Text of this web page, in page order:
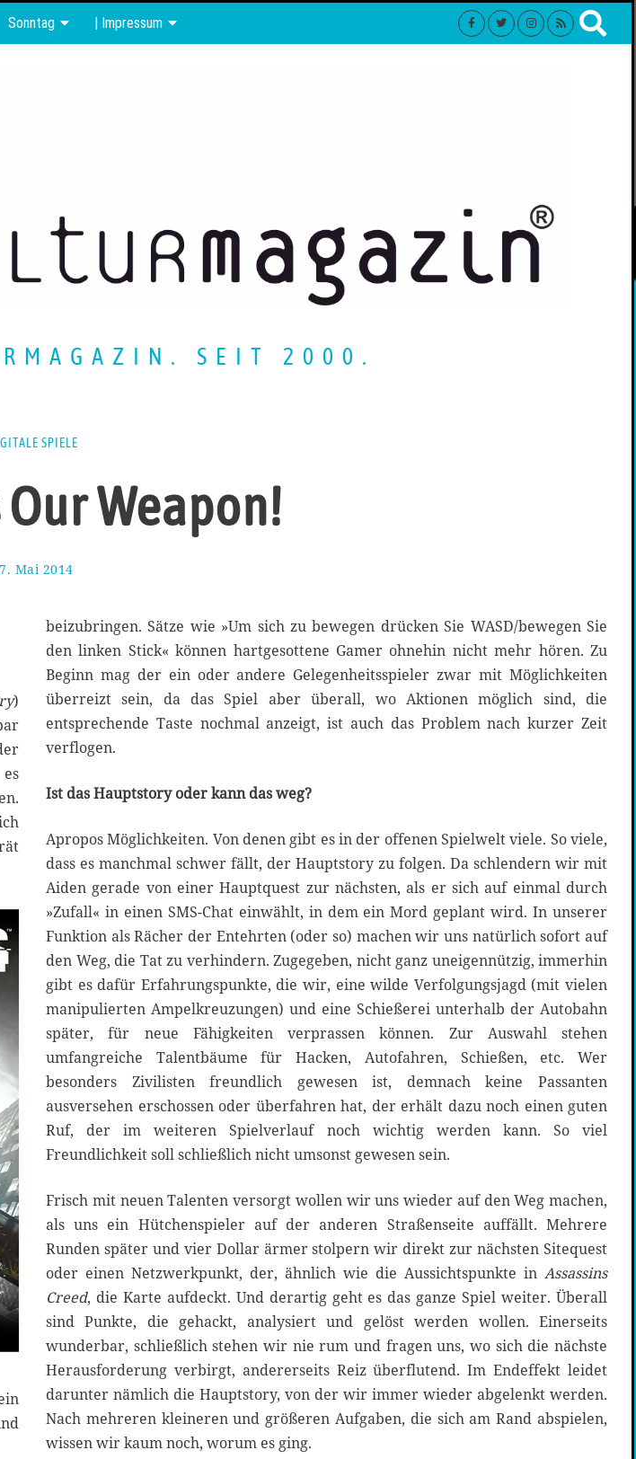
Sonntag | Impressum
SEIT 2000.
SPIELE
Weapon!
Mai 2014
u
n
2
0
4
)
beizubringen. Sätze wie »Um sich zu bewegen drücken Sie WASD/bewegen Sie
den linken Stick« können hartgesottene Gamer ohnehin nicht mehr hören. Zu
Beginn mag der ein oder andere Gelegenheitsspieler zwar mit Möglichkeiten
überreizt sein, da das Spiel aber überall, wo Aktionen möglich sind, die
entsprechende Taste nochmal anzeigt, ist auch das Problem nach kurzer Zeit
verflogen.
Ist das Hauptstory oder kann das weg?
Apropos Möglichkeiten. Von denen gibt es in der offenen Spielwelt viele. So viele,
dass es manchmal schwer fällt, der Hauptstory zu folgen. Da schlendern wir mit
Aiden gerade von einer Hauptquest zur nächsten, als er sich auf einmal durch
»Zufall« in einen SMS-Chat einwählt, in dem ein Mord geplant wird. In unserer
Funktion als Rächer der Entehrten (oder so) machen wir uns natürlich sofort auf
den Weg, die Tat zu verhindern. Zugegeben, nicht ganz uneigennützig, immerhin
gibt es dafür Erfahrungspunkte, die wir, eine wilde Verfolgungsjagd (mit vielen
manipulierten Ampelkreuzungen) und eine Schießerei unterhalb der Autobahn
später, für neue Fähigkeiten verprassen können. Zur Auswahl stehen
umfangreiche Talentbäume für Hacken, Autofahren, Schießen, etc. Wer
besonders Zivilisten freundlich gewesen ist, demnach keine Passanten
ausversehen erschossen oder überfahren hat, der erhält dazu noch einen guten
Ruf, der im weiteren Spielverlauf noch wichtig werden kann. So viel
Freundlichkeit soll schließlich nicht umsonst gewesen sein.
Frisch mit neuen Talenten versorgt wollen wir uns wieder auf den Weg machen,
als uns ein Hütchenspieler auf der anderen Straßenseite auffällt. Mehrere
Runden später und vier Dollar ärmer stolpern wir direkt zur nächsten Sitequest
oder einen Netzwerkpunkt, der, ähnlich wie die Aussichtspunkte in Assassins
Creed, die Karte aufdeckt. Und derartig geht es das ganze Spiel weiter. Überall
sind Punkte, die gehackt, analysiert und gelöst werden wollen. Einerseits
wunderbar, schließlich stehen wir nie rum und fragen uns, wo sich die nächste
Herausforderung verbirgt, andererseits Reiz überflutend. Im Endeffekt leidet
darunter nämlich die Hauptstory, von der wir immer wieder abgelenkt werden.
Nach mehreren kleineren und größeren Aufgaben, die sich am Rand abspielen,
wissen wir kaum noch, worum es ging.